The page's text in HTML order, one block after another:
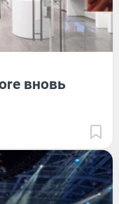
вновь